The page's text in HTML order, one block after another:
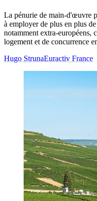
La pénurie de main-d'œuvre
à employer de plus en plus
notamment extra-européens,
logement et de concurrence
Hugo StrunaEuractiv France